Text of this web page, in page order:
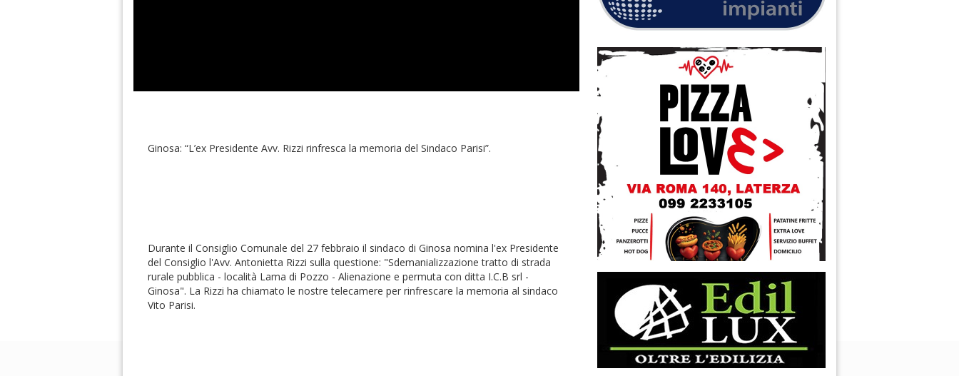
Ginosa: “L’ex Presidente Avv. Rizzi rinfresca la memoria del Sindaco Parisi”.
Durante il Consiglio Comunale del 27 febbraio il sindaco di Ginosa nomina l'ex Presidente
del Consiglio l'Avv. Antonietta Rizzi sulla questione: "Sdemanializzazione tratto di strada
rurale pubblica - località Lama di Pozzo - Alienazione e permuta con ditta I.C.B srl -
Ginosa". La Rizzi ha chiamato le nostre telecamere per rinfrescare la memoria al sindaco
Vito Parisi.